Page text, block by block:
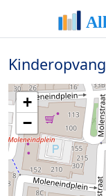
Kinderopvang
+
−